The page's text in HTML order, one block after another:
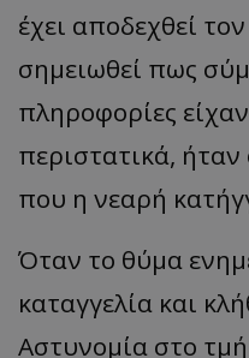
έχει αποδεχθεί
σημειωθεί πως
πληροφορίες
περιστατικά,
που η νεαρή
Όταν το θύμα
καταγγελία και
Αστυνομία στο